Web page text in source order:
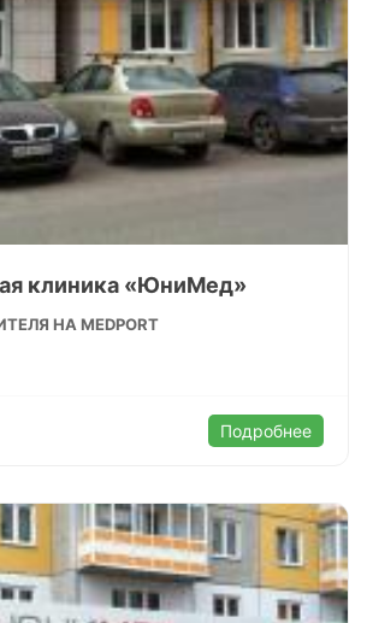
клиника «ЮниМед»
НА MEDPORT
Подробнее